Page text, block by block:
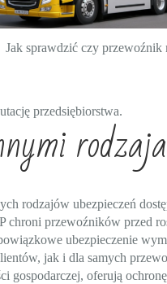
Jak sprawdzić czy przewoźnik
przedsiębiorstwa.
rodzajów ubezpieczeń
chroni przewoźników przed
ubezpieczenie
jak i dla samych
gospodarczej, oferują